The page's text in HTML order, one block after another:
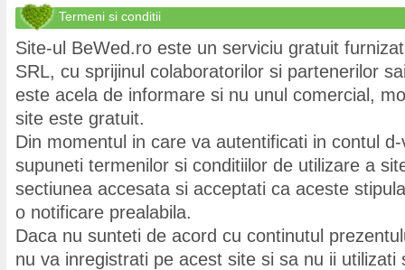
Termeni si conditii
Site-ul BeWed.ro este un serviciu gratuit
SRL, cu sprijinul colaboratorilor si partenerilor
este acela de informare si nu unul comercial,
site este gratuit.
Din momentul in care va autentificati in contul
supuneti termenilor si conditiilor de utilizare a
sectiunea accesata si acceptati ca aceste
o notificare prealabila.
Daca nu sunteti de acord cu continutul
nu va inregistrati pe acest site si sa nu ii utilizati